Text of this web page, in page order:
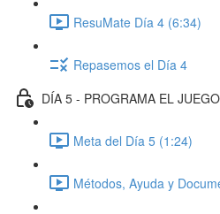
ResuMate Día 4 (6:34)
Repasemos el Día 4
DÍA 5 - PROGRAMA EL
Meta del Día 5 (1:24)
Métodos, Ayuda y